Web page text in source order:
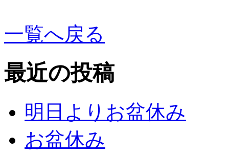
一覧へ戻る
最近の投稿
明日よりお盆休み
お盆休み